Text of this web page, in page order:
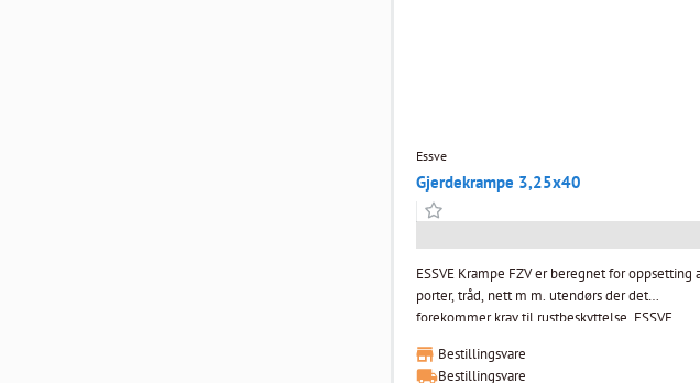
Essve
Gjerdekrampe 3,25x40
ESSVE Krampe FZV er beregnet for oppsetting
porter, tråd, nett m m. utendørs der det
forekommer krav til rustbeskyttelse. ESSVE
tråd, nett m m. utendørs der det forekommer
Bestillingsvare
Bestillingsvare